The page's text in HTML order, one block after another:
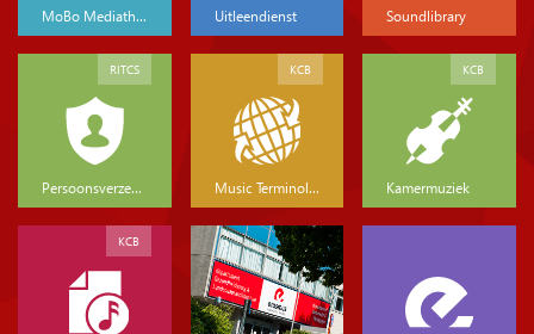
MoBo Mediatheek Uitleendienst Soundlibrary
Persoonsverzekeringen
RITCS
Music Terminology
KCB
Kamermuziek
KCB
KCB